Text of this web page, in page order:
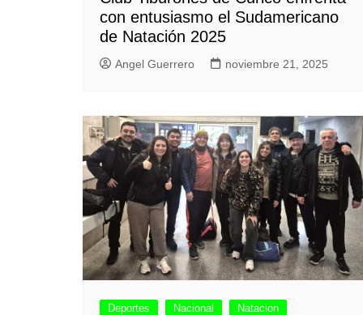
con entusiasmo el Sudamericano
de Natación 2025
Angel Guerrero noviembre 21, 2025
Deportes Nacional Natacion